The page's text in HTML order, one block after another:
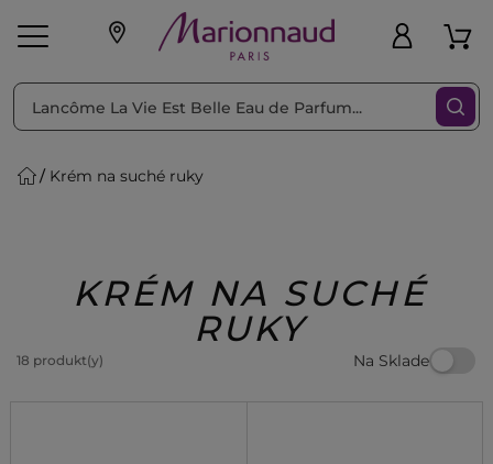
pleť Líčenie Vône
Beauty
Krém na suché ruky
KRÉM NA SUCHÉ
RUKY
18 produkt(y) Na Sklade
Triediť podľa Filtrovať